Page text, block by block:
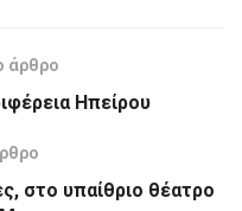
άρθρο
Ηπείρου
στο υπαίθριο θέατρο